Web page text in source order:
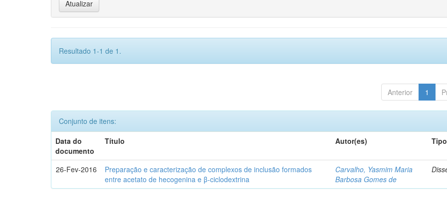
Resultado 1-1 de 1.
Anterior 1
Conjunto de itens:
Data do
documento
Título Autor(es) Tipo
26-Fev-2016
Preparação e caracterização de complexos de inclusão formados
entre acetato de hecogenina e β-ciclodextrina
Carvalho, Yasmim Maria
Barbosa Gomes de